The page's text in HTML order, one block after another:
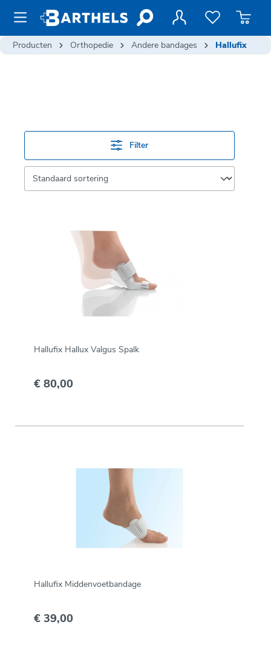
hoofdinhoud
Producten Orthopedie Andere bandages Hallufix
Filter
Hallufix Hallux Valgus Spalk
€ 80,00
Hallufix Middenvoetbandage
€ 39,00